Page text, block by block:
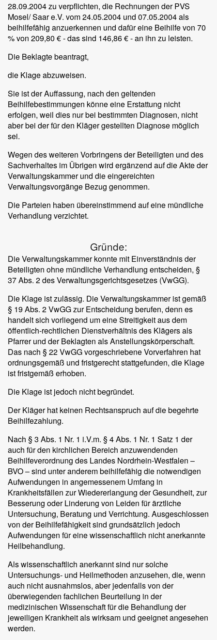
28.09.2004 zu verpflichten, die Rechnungen der PVS
Mosel/ Saar e.V. vom 24.05.2004 und 07.05.2004 als
beihilfefähig anzuerkennen und dafür eine Beihilfe von 70
% von 209,80 € - das sind 146,86 € - an ihn zu leisten.
Die Beklagte beantragt,
die Klage abzuweisen.
Sie ist der Auffassung, nach den geltenden
Beihilfebestimmungen könne eine Erstattung nicht
erfolgen, weil dies nur bei bestimmten Diagnosen, nicht
aber bei der für den Kläger gestellten Diagnose möglich
sei.
Wegen des weiteren Vorbringens der Beteiligten und des
Sachverhaltes im Übrigen wird ergänzend auf die Akte der
Verwaltungskammer und die eingereichten
Verwaltungsvorgänge Bezug genommen.
Die Parteien haben übereinstimmend auf eine mündliche
Verhandlung verzichtet.
Gründe:
Die Verwaltungskammer konnte mit Einverständnis der
Beteiligten ohne mündliche Verhandlung entscheiden, §
37 Abs. 2 des Verwaltungsgerichtsgesetzes (VwGG).
Die Klage ist zulässig. Die Verwaltungskammer ist gemäß
§ 19 Abs. 2 VwGG zur Entscheidung berufen, denn es
handelt sich vorliegend um eine Streitigkeit aus dem
öffentlich-rechtlichen Dienstverhältnis des Klägers als
Pfarrer und der Beklagten als Anstellungskörperschaft.
Das nach § 22 VwGG vorgeschriebene Vorverfahren hat
ordnungsgemäß und fristgerecht stattgefunden, die Klage
ist fristgemäß erhoben.
Die Klage ist jedoch nicht begründet.
Der Kläger hat keinen Rechtsanspruch auf die begehrte
Beihilfezahlung.
Nach § 3 Abs. 1 Nr. 1 i.V.m. § 4 Abs. 1 Nr. 1 Satz 1 der
auch für den kirchlichen Bereich anzuwendenden
Beihilfeverordnung des Landes Nordrhein-Westfalen –
BVO – sind unter anderem beihilfefähig die notwendigen
Aufwendungen in angemessenem Umfang in
Krankheitsfällen zur Wiedererlangung der Gesundheit, zur
Besserung oder Linderung von Leiden für ärztliche
Untersuchung, Beratung und Verrichtung. Ausgeschlossen
von der Beihilfefähigkeit sind grundsätzlich jedoch
Aufwendungen für eine wissenschaftlich nicht anerkannte
Heilbehandlung.
Als wissenschaftlich anerkannt sind nur solche
Untersuchungs- und Heilmethoden anzusehen, die, wenn
auch nicht ausnahmslos, aber jedenfalls von der
überwiegenden fachlichen Beurteilung in der
medizinischen Wissenschaft für die Behandlung der
jeweiligen Krankheit als wirksam und geeignet angesehen
werden.